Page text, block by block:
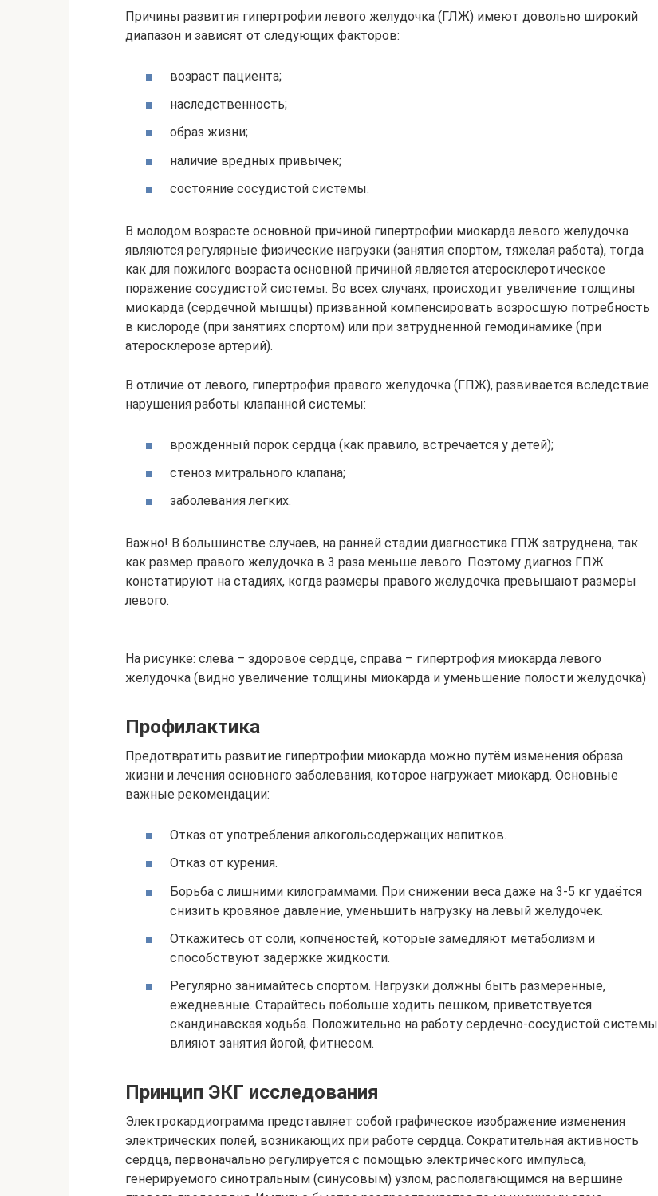
Причины развития гипертрофии левого желудочка (ГЛЖ) имеют довольно широкий
диапазон и зависят от следующих факторов:
возраст пациента;
наследственность;
образ жизни;
наличие вредных привычек;
состояние сосудистой системы.
В молодом возрасте основной причиной гипертрофии миокарда левого желудочка
являются регулярные физические нагрузки (занятия спортом, тяжелая работа), тогда
как для пожилого возраста основной причиной является атеросклеротическое
поражение сосудистой системы. Во всех случаях, происходит увеличение толщины
миокарда (сердечной мышцы) призванной компенсировать возросшую потребность
в кислороде (при занятиях спортом) или при затрудненной гемодинамике (при
атеросклерозе артерий).
В отличие от левого, гипертрофия правого желудочка (ГПЖ), развивается вследствие
нарушения работы клапанной системы:
врожденный порок сердца (как правило, встречается у детей);
стеноз митрального клапана;
заболевания легких.
Важно! В большинстве случаев, на ранней стадии диагностика ГПЖ затруднена, так
как размер правого желудочка в 3 раза меньше левого. Поэтому диагноз ГПЖ
констатируют на стадиях, когда размеры правого желудочка превышают размеры
левого.
На рисунке: слева – здоровое сердце, справа – гипертрофия миокарда левого
желудочка (видно увеличение толщины миокарда и уменьшение полости желудочка)
Профилактика
Предотвратить развитие гипертрофии миокарда можно путём изменения образа
жизни и лечения основного заболевания, которое нагружает миокард. Основные
важные рекомендации:
Отказ от употребления алкогольсодержащих напитков.
Отказ от курения.
Борьба с лишними килограммами. При снижении веса даже на 3-5 кг удаётся
снизить кровяное давление, уменьшить нагрузку на левый желудочек.
Откажитесь от соли, копчёностей, которые замедляют метаболизм и
способствуют задержке жидкости.
Регулярно занимайтесь спортом. Нагрузки должны быть размеренные,
ежедневные. Старайтесь побольше ходить пешком, приветствуется
скандинавская ходьба. Положительно на работу сердечно-сосудистой системы
влияют занятия йогой, фитнесом.
Принцип ЭКГ исследования
Электрокардиограмма представляет собой графическое изображение изменения
электрических полей, возникающих при работе сердца. Сократительная активность
сердца, первоначально регулируется с помощью электрического импульса,
генерируемого синотральным (синусовым) узлом, располагающимся на вершине